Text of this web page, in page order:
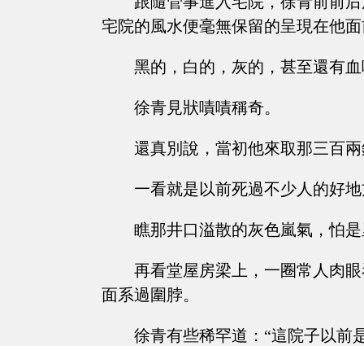
宅院的風水便毫無保留的呈現在他
黑的，白的，灰的，甚至還有
徐青見狀嘖嘖稱奇。
還真別說，當初他來取那三百
一看就是以前死過不少人的好
瞧那井口溢散的灰色嵐氣，怕
再看堂屋房梁上，一圈常人肉
面系過圍脖。
徐青有些稀罕道：“這院子以前